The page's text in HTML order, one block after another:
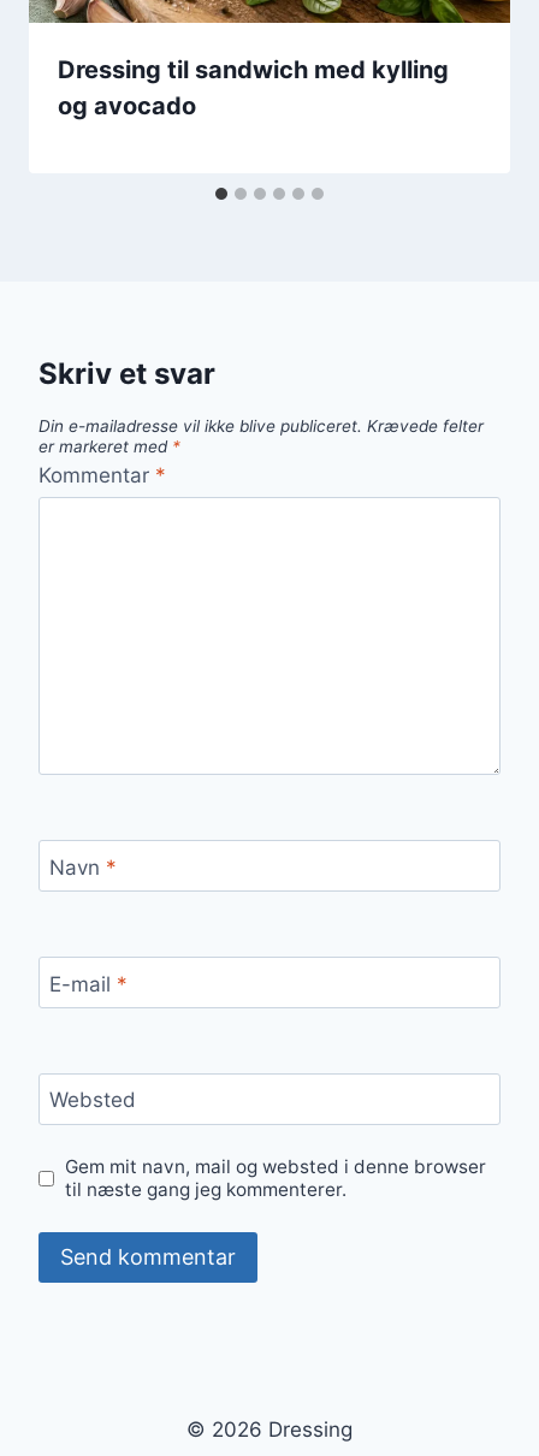
Dressing til sandwich med kylling
og avocado
Skriv et svar
Din e-mailadresse vil ikke blive publiceret. Krævede felter
er markeret med *
Kommentar *
Navn *
E-mail *
Websted
Gem mit navn, mail og websted i denne browser
til næste gang jeg kommenterer.
© 2026 Dressing